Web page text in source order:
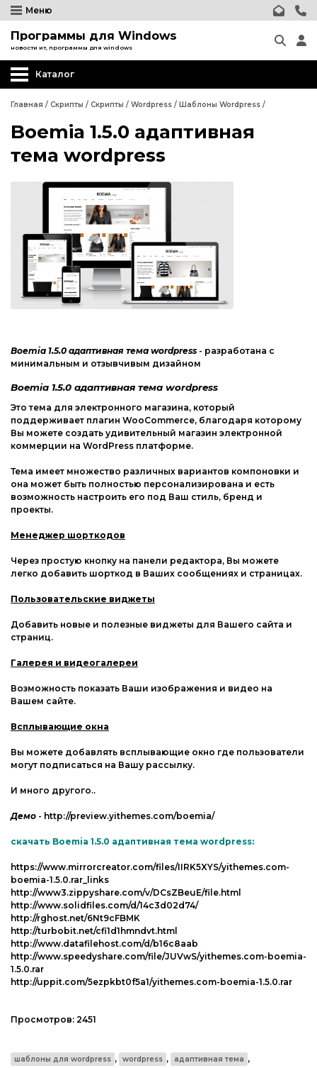
Меню
Программы для Windows
новости ит, программы для windows
Каталог
Wordpress
Релизы CMS Wordpress
Плагины Wordpress
Шаблоны Wordpress
phpBB форум
Другие CMS
Web-Мастеру
Другие шаблоны
Главная / Скрипты / Скрипты / Wordpress / Шаблоны Wordpress /
Boemia 1.5.0 адаптивная
тема wordpress
Boemia 1.5.0 адаптивная тема wordpress - разработана с
минимальным и отзывчивым дизайном
Boemia 1.5.0 адаптивная тема wordpress
Это тема для электронного магазина, который
поддерживает плагин WooCommerce, благодаря которому
Вы можете создать удивительный магазин электронной
коммерции на WordPress платформе.
Тема имеет множество различных вариантов компоновки и
она может быть полностью персонализирована и есть
возможность настроить его под Ваш стиль, бренд и
проекты.
Менеджер шорткодов
Через простую кнопку на панели редактора, Вы можете
легко добавить шорткод в Ваших сообщениях и страницах.
Пользовательские виджеты
Добавить новые и полезные виджеты для Вашего сайта и
страниц.
Галерея и видеогалереи
Возможность показать Ваши изображения и видео на
Вашем сайте.
Всплывающие окна
Вы можете добавлять всплывающие окно где пользователи
могут подписаться на Вашу рассылку.
И много другого..
Демо - http://preview.yithemes.com/boemia/
скачать Boemia 1.5.0 адаптивная тема wordpress:
https://www.mirrorcreator.com/files/IIRK5XYS/yithemes.com-
boemia-1.5.0.rar_links
http://www3.zippyshare.com/v/DCsZBeuE/file.html
http://www.solidfiles.com/d/14c3d02d74/
http://rghost.net/6Nt9cFBMK
http://turbobit.net/cfi1d1hmndvt.html
http://www.datafilehost.com/d/b16c8aab
http://www.speedyshare.com/file/JUVwS/yithemes.com-boemia-
1.5.0.rar
http://uppit.com/5ezpkbt0f5a1/yithemes.com-boemia-1.5.0.rar
Просмотров: 2451
шаблоны для wordpress , wordpress , адаптивная тема ,
Wordpress
Joomla
phpBB форум
Другие CMS